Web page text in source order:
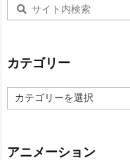
カテゴリー
テ
ー
アニメーション